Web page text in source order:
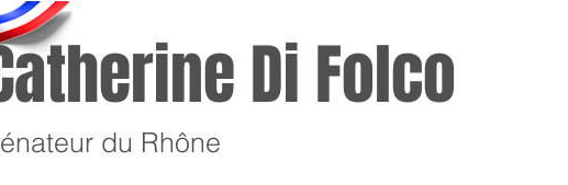
Di Folco
du Rhône